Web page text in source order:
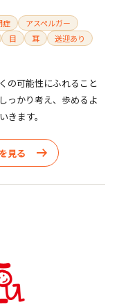
症
アスペルガー
目 耳
送迎あり
の可能性にふれること
っかり考え、歩めるよ
きます。
見る